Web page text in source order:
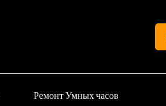
Ремонт Умных часов